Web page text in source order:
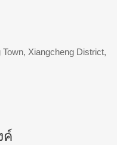
Xiangcheng District,
ค์